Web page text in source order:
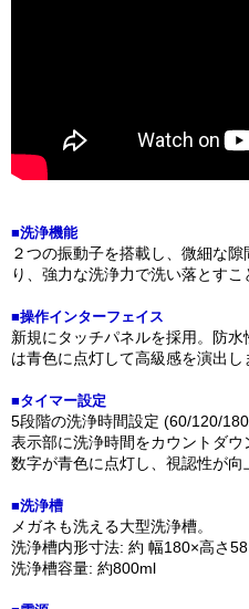
■洗浄機能
２つの振動子を搭載し、微細な
り、強力な洗浄力で洗い落とすこ
■操作インターフェイス
新規にタッチパネルを採用。防
は青色に点灯して高級感を演出し
■タイマー設定
5段階の洗浄時間設定 (60/120/
表示部に洗浄時間をカウントダ
数字が青色に点灯し、視認性が向
■洗浄槽
メガネも洗える大型洗浄槽。
洗浄槽内形寸法: 約 幅180×高さ
洗浄槽容量: 約800ml